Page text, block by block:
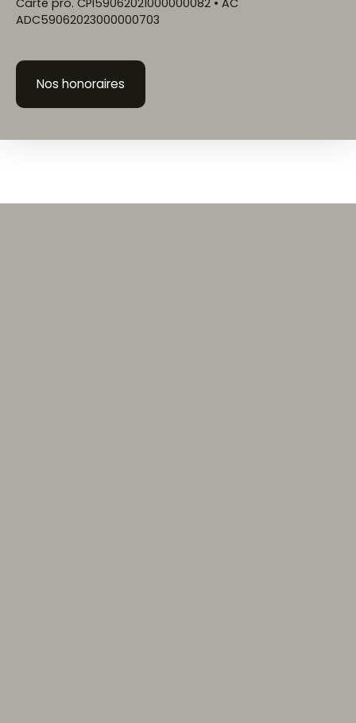
Carte pro. CPI59062021000000082 • AC
ADC59062023000000703
Nos honoraires